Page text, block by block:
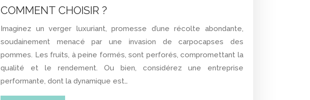
COMMENT CHOISIR ?
Imaginez un verger luxuriant, promesse d’une récolte abondante,
soudainement menacé par une invasion de carpocapses des
pommes. Les fruits, à peine formés, sont perforés, compromettant la
qualité et le rendement. Ou bien, considérez une entreprise
performante, dont la dynamique est…